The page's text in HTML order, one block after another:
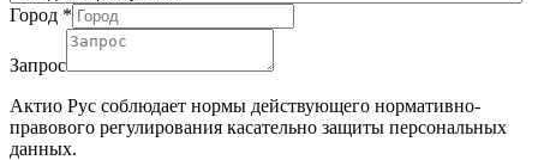
Город *
Запрос
Актио Рус соблюдает нормы действующего нормативно-
правового регулирования касательно защиты персональных
данных.